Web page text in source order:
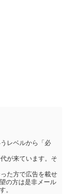
レベルから「必
が来ています。そ
た方で広告を載せ
の方は是非メール
。